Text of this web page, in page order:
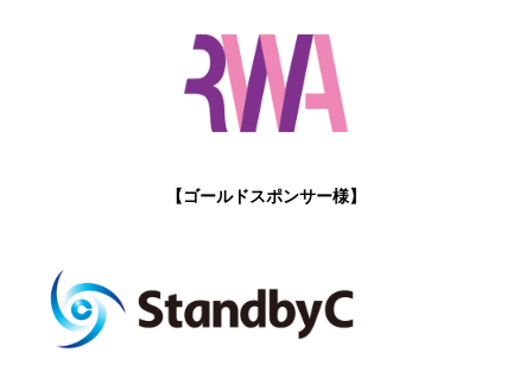
【ゴールドスポンサー様】